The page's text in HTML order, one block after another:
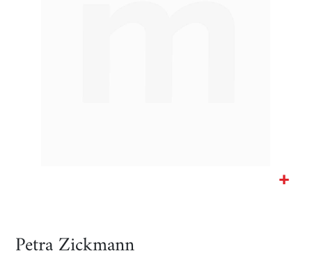
Bildgalerie
Petra Zickmann